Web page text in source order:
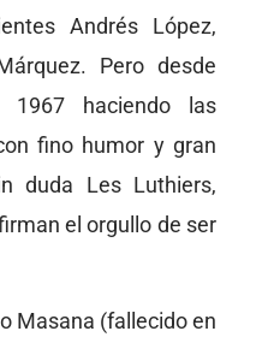
Andrés López,
Pero desde
1967 haciendo las
fino humor y gran
duda Les Luthiers,
el orgullo de ser
Masana (fallecido en